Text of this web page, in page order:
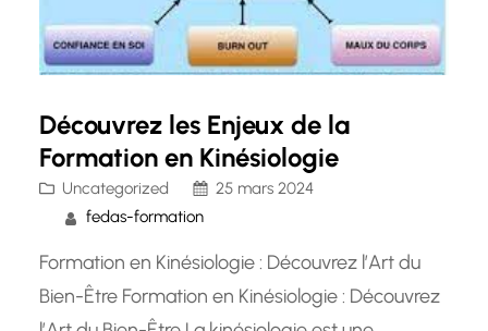
Découvrez les Enjeux de la
Formation en Kinésiologie
Uncategorized
25 mars 2024
fedas-formation
Formation en Kinésiologie : Découvrez l’Art du
Bien-Être Formation en Kinésiologie : Découvrez